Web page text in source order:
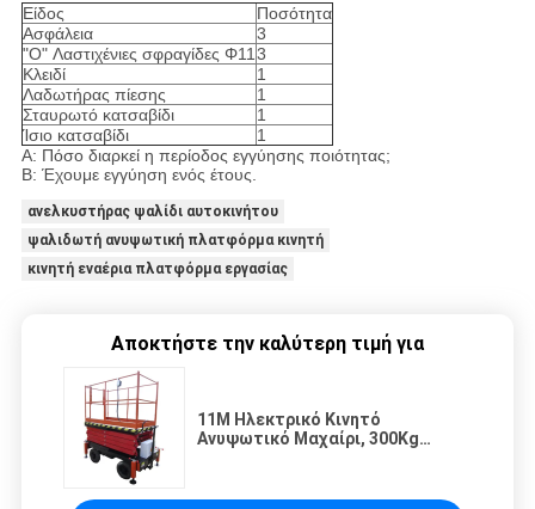
Είδος
Ποσότητα
Ασφάλεια
3
"O" Λαστιχένιες σφραγίδες Φ113
Κλειδί
1
Λαδωτήρας πίεσης
1
Σταυρωτό κατσαβίδι
1
Ίσιο κατσαβίδι
1
Α: Πόσο διαρκεί η περίοδος εγγύησης ποιότητας;
Β: Έχουμε εγγύηση ενός έτους.
ανελκυστήρας ψαλίδι αυτοκινήτου
ψαλιδωτή ανυψωτική πλατφόρμα κινητή
κινητή εναέρια πλατφόρμα εργασίας
Αποκτήστε την καλύτερη τιμή για
11Μ Ηλεκτρικό Κινητό
Ανυψωτικό Μαχαίρι, 300Kg